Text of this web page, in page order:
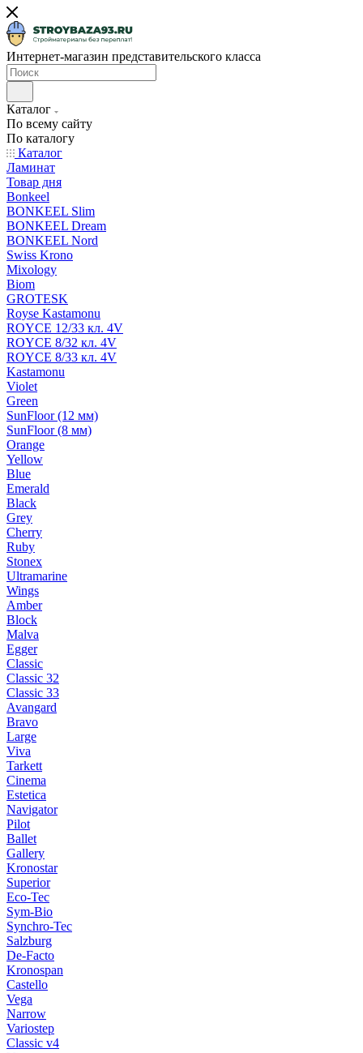
Интернет-магазин представительского класса
Каталог
По всему сайту
По каталогу
Каталог
Ламинат
Товар дня
Bonkeel
BONKEEL Slim
BONKEEL Dream
BONKEEL Nord
Swiss Krono
Mixology
Biom
GROTESK
Royse Kastamonu
ROYCE 12/33 кл. 4V
ROYCE 8/32 кл. 4V
ROYCE 8/33 кл. 4V
Kastamonu
Violet
Green
SunFloor (12 мм)
SunFloor (8 мм)
Orange
Yellow
Blue
Emerald
Black
Grey
Cherry
Ruby
Stonex
Ultramarine
Wings
Amber
Block
Malva
Egger
Classic
Classic 32
Classic 33
Avangard
Bravo
Large
Viva
Tarkett
Cinema
Estetica
Navigator
Pilot
Ballet
Gallery
Kronostar
Superior
Eco-Tec
Sym-Bio
Synchro-Tec
Salzburg
De-Facto
Kronospan
Castello
Vega
Narrow
Variostep
Classic v4